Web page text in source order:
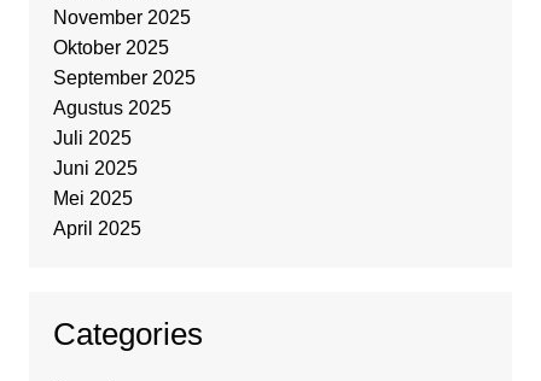
November 2025
Oktober 2025
September 2025
Agustus 2025
Juli 2025
Juni 2025
Mei 2025
April 2025
Categories